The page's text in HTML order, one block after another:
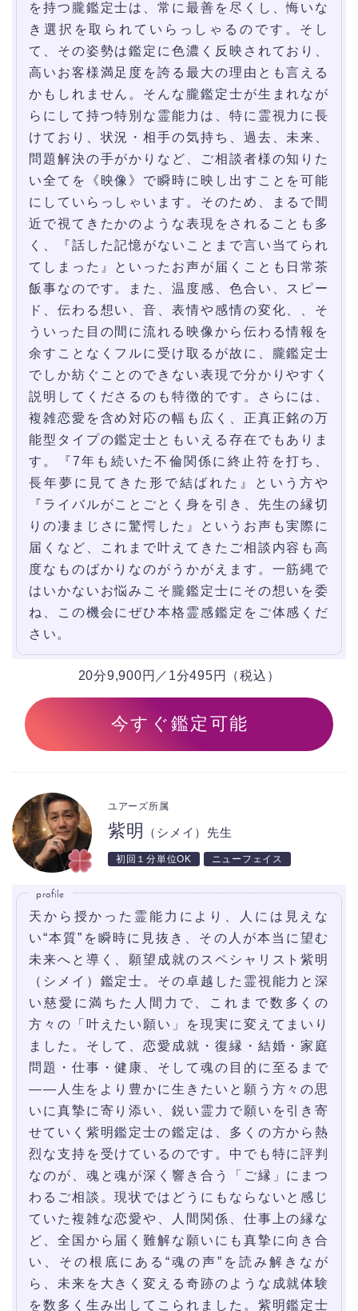
を持つ朧鑑定士は、常に最善を尽くし、悔いな
き選択を取られていらっしゃるのです。そし
て、その姿勢は鑑定に色濃く反映されており、
高いお客様満足度を誇る最大の理由とも言える
かもしれません。そんな朧鑑定士が生まれなが
らにして持つ特別な霊能力は、特に霊視力に長
けており、状況・相手の気持ち、過去、未来、
問題解決の手がかりなど、ご相談者様の知りた
い全てを《映像》で瞬時に映し出すことを可能
にしていらっしゃいます。そのため、まるで間
近で視てきたかのような表現をされることも多
く、『話した記憶がないことまで言い当てられ
てしまった』といったお声が届くことも日常茶
飯事なのです。また、温度感、色合い、スピー
ド、伝わる想い、音、表情や感情の変化、、そ
ういった目の間に流れる映像から伝わる情報を
余すことなくフルに受け取るが故に、朧鑑定士
でしか紡ぐことのできない表現で分かりやすく
説明してくださるのも特徴的です。さらには、
複雑恋愛を含め対応の幅も広く、正真正銘の万
能型タイプの鑑定士ともいえる存在でもありま
す。『7年も続いた不倫関係に終止符を打ち、
長年夢に見てきた形で結ばれた』という方や
『ライバルがことごとく身を引き、先生の縁切
りの凄まじさに驚愕した』というお声も実際に
届くなど、これまで叶えてきたご相談内容も高
度なものばかりなのがうかがえます。一筋縄で
はいかないお悩みこそ朧鑑定士にその想いを委
ね、この機会にぜひ本格霊感鑑定をご体感くだ
さい。
20分9,900円／1分495円（税込）
今すぐ鑑定可能
紫明 （シメイ）先生
ユアーズ所属
初回１分単位OK ニューフェイス
profile
天から授かった霊能力により、人には見えな
い“本質”を瞬時に見抜き、その人が本当に望む
未来へと導く、願望成就のスペシャリスト紫明
（シメイ）鑑定士。その卓越した霊視能力と深
い慈愛に満ちた人間力で、これまで数多くの
方々の「叶えたい願い」を現実に変えてまいり
ました。そして、恋愛成就・復縁・結婚・家庭
問題・仕事・健康、そして魂の目的に至るまで
――人生をより豊かに生きたいと願う方々の思
いに真摯に寄り添い、鋭い霊力で願いを引き寄
せていく紫明鑑定士の鑑定は、多くの方から熱
烈な支持を受けているのです。中でも特に評判
なのが、魂と魂が深く響き合う「ご縁」にまつ
わるご相談。現状ではどうにもならないと感じ
ていた複雑な恋愛や、人間関係、仕事上の縁な
ど、全国から届く難解な願いにも真摯に向き合
い、その根底にある“魂の声”を読み解きなが
ら、未来を大きく変える奇跡のような成就体験
を数多く生み出してこられました。紫明鑑定士